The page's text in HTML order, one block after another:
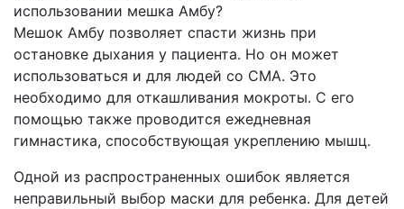
использовании мешка Амбу?
Мешок Амбу позволяет спасти жизнь при
остановке дыхания у пациента. Но он может
использоваться и для людей со СМА. Это
необходимо для откашливания мокроты. С его
помощью также проводится ежедневная
гимнастика, способствующая укреплению мышц.
Одной из распространенных ошибок является
неправильный выбор маски для ребенка. Для детей